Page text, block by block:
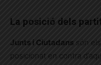
La posició dels
Junts i Ciutadans són
posicionat en contra